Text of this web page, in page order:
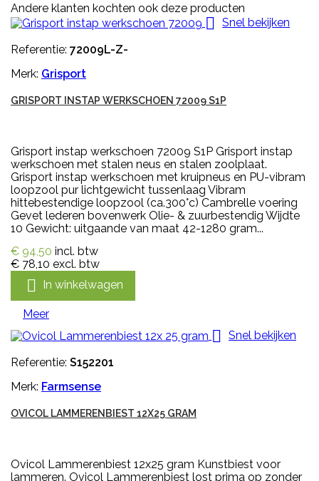
Andere klanten kochten ook deze producten
 Snel bekijken
Referentie: 72009L-Z-
Merk: Grisport
GRISPORT INSTAP WERKSCHOEN 72009 S1P
Grisport instap werkschoen 72009 S1P Grisport instap
werkschoen met stalen neus en stalen zoolplaat.
Grisport instap werkschoen met kruipneus en PU-vibram
loopzool pur lichtgewicht tussenlaag Vibram
hittebestendige loopzool (ca.300°c) Cambrelle voering
Gevet lederen bovenwerk Olie- & zuurbestendig Wijdte
10 Gewicht: uitgaande van maat 42-1280 gram...
€ 94,50 incl. btw
€ 78,10 excl. btw
 In winkelwagen
Meer
 Snel bekijken
Referentie: S152201
Merk: Farmsense
OVICOL LAMMERENBIEST 12X25 GRAM
Ovicol Lammerenbiest 12x25 gram Kunstbiest voor
lammeren. Ovicol Lammerenbiest lost prima op zonder